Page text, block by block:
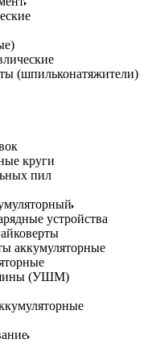
(шпильконатяжители)
круги
пил
устройства
аккумуляторные
(УШМ)